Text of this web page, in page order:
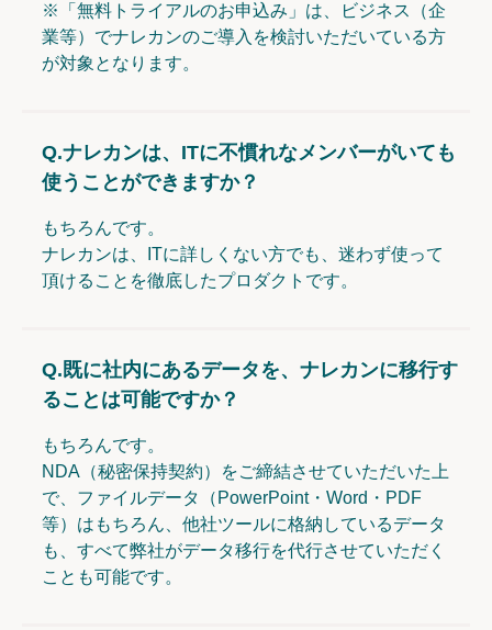
※「無料トライアルのお申込み」は、ビジネス（企
業等）でナレカンのご導入を検討いただいている方
が対象となります。
Q.ナレカンは、ITに不慣れなメンバーがいても
使うことができますか？
もちろんです。
ナレカンは、ITに詳しくない方でも、迷わず使って
頂けることを徹底したプロダクトです。
Q.既に社内にあるデータを、ナレカンに移行す
ることは可能ですか？
もちろんです。
NDA（秘密保持契約）をご締結させていただいた上
で、ファイルデータ（PowerPoint・Word・PDF
等）はもちろん、他社ツールに格納しているデータ
も、すべて弊社がデータ移行を代行させていただく
ことも可能です。